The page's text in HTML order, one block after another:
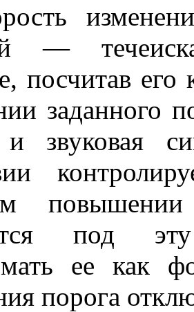
—
посчитав
заданного
и звуковая
повышении
под
ее как
порога